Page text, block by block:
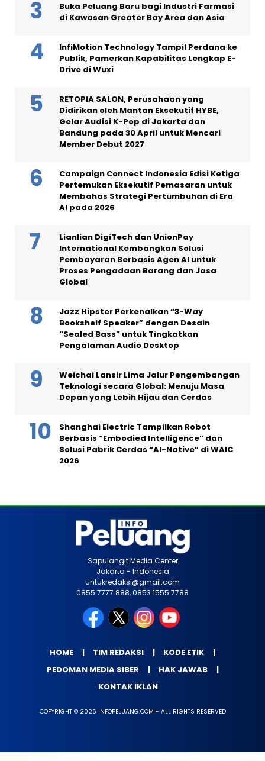
Buka Peluang Baru bagi Industri Farmasi
di Kawasan Greater Bay Area dan Asia
InfiMotion Technology Tampil Perdana ke
Publik, Pamerkan Kapabilitas Lengkap E-
Drive di Wuxi
RETOPIA SALON, Perusahaan yang
Didirikan oleh Mantan Eksekutif HYBE,
Gelar Audisi K-Pop di Jakarta dan
Bandung pada 30 April untuk Mencari
Member Debut 2027
Campaign Connect Indonesia Edisi Ketiga
Pertemukan Eksekutif Pemasaran untuk
Membahas Strategi Pertumbuhan di Era
AI pada 2026
Lianlian DigiTech dan UnionPay
International Kembangkan Solusi
Pembayaran Berbasis Agen AI untuk
Proses Pengadaan Barang dan Jasa
Global
Jazz Hipster Perkenalkan “3-Way
Bookshelf Speaker” dengan Desain
“Sealed Bass” untuk Tingkatkan
Pengalaman Audio Desktop
Weichai Lansir Lima Jalur Pengembangan
Teknologi secara Global: Menuju Masa
Depan yang Lebih Hijau dan Cerdas
Shanghai Electric Tampilkan Robot
Berbasis “Embodied Intelligence” dan
Solusi Pabrik Cerdas “AI-Native” di WAIC
2026
Sapulangit Media Center
Jakarta - Indonesia
untukredaksi@gmail.com
0855 7777 888, 0853 1555 7788
HOME TIM REDAKSI
KODE ETIK
PEDOMAN MEDIA SIBER
HAK JAWAB
KONTAK IKLAN
COPYRIGHT © 2026 INFOPELUANG.COM - ALL RIGHTS RESERVED